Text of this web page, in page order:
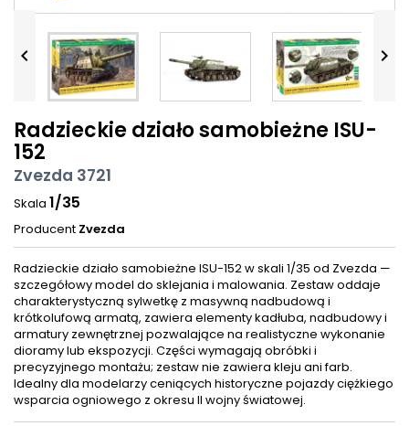
 
Radzieckie działo samobieżne ISU-
152
Zvezda 3721
Skala 1/35
Producent Zvezda
Radzieckie działo samobieżne ISU-152 w skali 1/35 od Zvezda —
szczegółowy model do sklejania i malowania. Zestaw oddaje
charakterystyczną sylwetkę z masywną nadbudową i
krótkolufową armatą, zawiera elementy kadłuba, nadbudowy i
armatury zewnętrznej pozwalające na realistyczne wykonanie
dioramy lub ekspozycji. Części wymagają obróbki i
precyzyjnego montażu; zestaw nie zawiera kleju ani farb.
Idealny dla modelarzy ceniących historyczne pojazdy ciężkiego
wsparcia ogniowego z okresu II wojny światowej.